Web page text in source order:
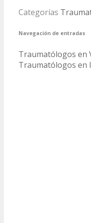
Categorías
Navegación de entradas
Traumatólogos en
Traumatólogos en